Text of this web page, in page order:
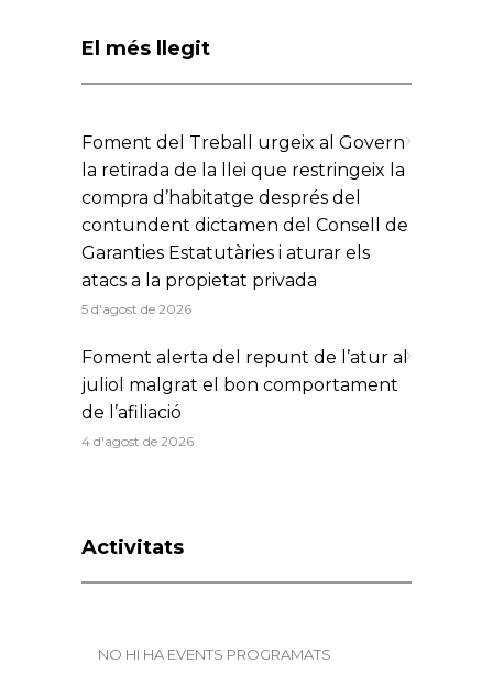
El més llegit
Foment del Treball urgeix al Govern
la retirada de la llei que restringeix la
compra d’habitatge després del
contundent dictamen del Consell de
Garanties Estatutàries i aturar els
atacs a la propietat privada
5 d'agost de 2026
Foment alerta del repunt de l’atur al
juliol malgrat el bon comportament
de l’afiliació
4 d'agost de 2026
Activitats
NO HI HA EVENTS PROGRAMATS